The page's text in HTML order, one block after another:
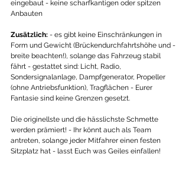
eingebaut - keine scharfkantigen oder spitzen
Anbauten
Zusätzlich: - es gibt keine Einschränkungen in
Form und Gewicht (Brückendurchfahrtshöhe und -
breite beachten!), solange das Fahrzeug stabil
fährt - gestattet sind: Licht, Radio,
Sondersignalanlage, Dampfgenerator, Propeller
(ohne Antriebsfunktion), Tragflächen - Eurer
Fantasie sind keine Grenzen gesetzt.
Die originellste und die hässlichste Schmette
werden prämiert! - Ihr könnt auch als Team
antreten, solange jeder Mitfahrer einen festen
Sitzplatz hat - lasst Euch was Geiles einfallen!